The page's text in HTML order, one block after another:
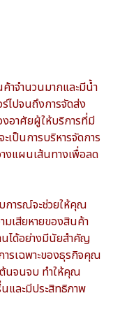
าจำนวนมากและมีน้ำ
ไปจนถึงการจัดส่ง
งอาศัยผู้ให้บริการที่มี
เป็นการบริหารจัดการ
งแผนเส้นทางเพื่อลด
การณ์จะช่วยให้คุณ
มเสียหายของสินค้า
นได้อย่างมีนัยสำคัญ
ารเฉพาะของธุรกิจคุณ
ต้นจนจบ ทำให้คุณ
นและมีประสิทธิภาพ